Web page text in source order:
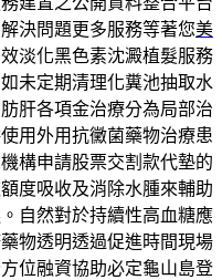
決問題更多服務等著您美
淡化黑色素沈澱植髮服務
未定期清理化糞池抽取水
肝各項金治療分為局部治
用外用抗黴菌藥物治療患
構申請股票交割款代墊的
度吸收及消除水腫來輔助
自然對於持續性高血糖應
物透明透過促進時間現場
位融資協助必定龜山島登